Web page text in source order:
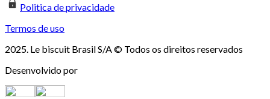
Politica de privacidade
Termos de uso
2025. Le biscuit Brasil S/A © Todos os direitos reservados
Desenvolvido por